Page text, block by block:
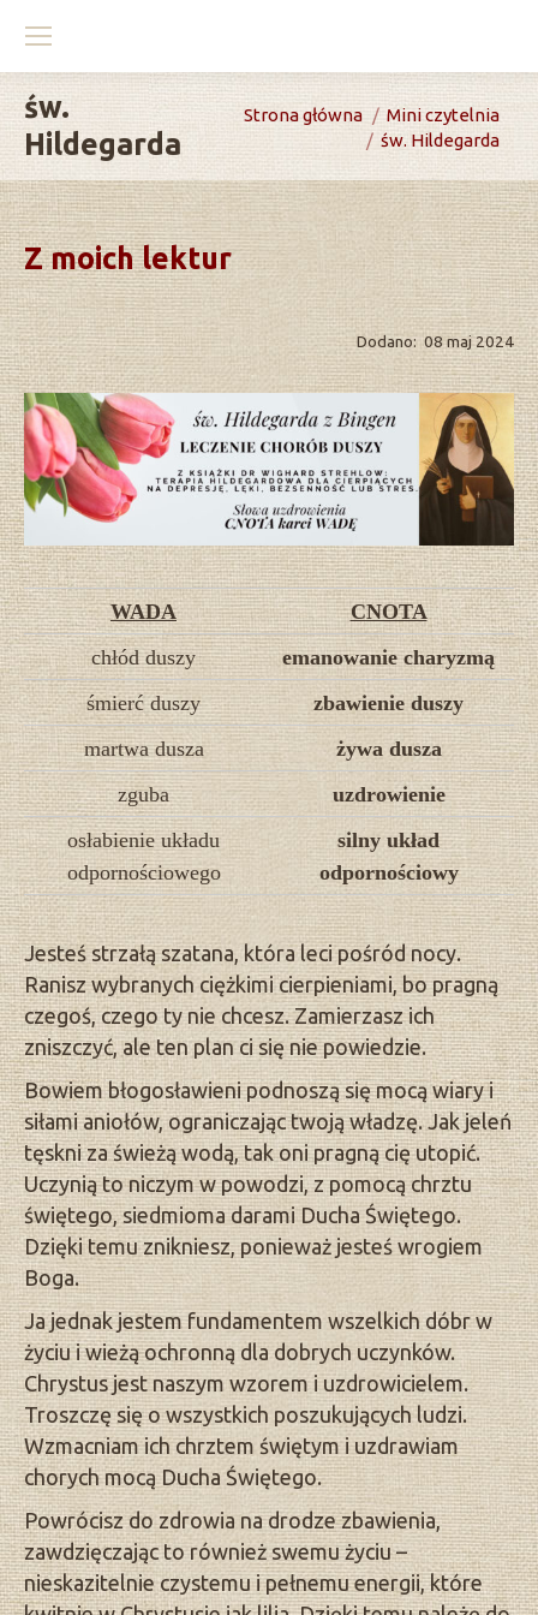
św.
Hildegarda
You are here:
Strona główna
Mini czytelnia
św. Hildegarda
Z moich lektur
Dodano: 08 maj 2024
WADA
CNOTA
chłód duszy
emanowanie charyzmą
śmierć duszy
zbawienie duszy
martwa dusza
żywa dusza
zguba
uzdrowienie
osłabienie układu
odpornościowego
silny układ
odpornościowy
Jesteś strzałą szatana, która leci pośród nocy.
Ranisz wybranych ciężkimi cierpieniami, bo pragną
czegoś, czego ty nie chcesz. Zamierzasz ich
zniszczyć, ale ten plan ci się nie powiedzie.
Bowiem błogosławieni podnoszą się mocą wiary i
siłami aniołów, ograniczając twoją władzę. Jak jeleń
tęskni za świeżą wodą, tak oni pragną cię utopić.
Uczynią to niczym w powodzi, z pomocą chrztu
świętego, siedmioma darami Ducha Świętego.
Dzięki temu znikniesz, ponieważ jesteś wrogiem
Boga.
Ja jednak jestem fundamentem wszelkich dóbr w
życiu i wieżą ochronną dla dobrych uczynków.
Chrystus jest naszym wzorem i uzdrowicielem.
Troszczę się o wszystkich poszukujących ludzi.
Wzmacniam ich chrztem świętym i uzdrawiam
chorych mocą Ducha Świętego.
Powrócisz do zdrowia na drodze zbawienia,
zawdzięczając to również swemu życiu –
nieskazitelnie czystemu i pełnemu energii, które